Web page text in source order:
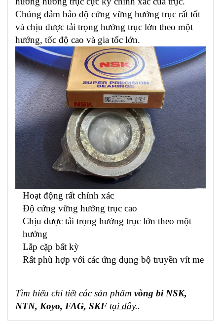
Chúng đảm bảo độ cứng vững hướng trục rất tốt
và chịu được tải trọng hướng trục lớn theo một
hướng, tốc độ cao và gia tốc lớn.
Hoạt động rất chính xác
Độ cứng vững hướng trục cao
Chịu được tải trọng hướng trục lớn theo một
hướng
Lắp cặp bất kỳ
Rất phù hợp với các ứng dụng bộ truyền vít me
Tìm hiểu chi tiết các sản phẩm vòng bi NSK,
NTN, Koyo, FAG, SKF tại đây..